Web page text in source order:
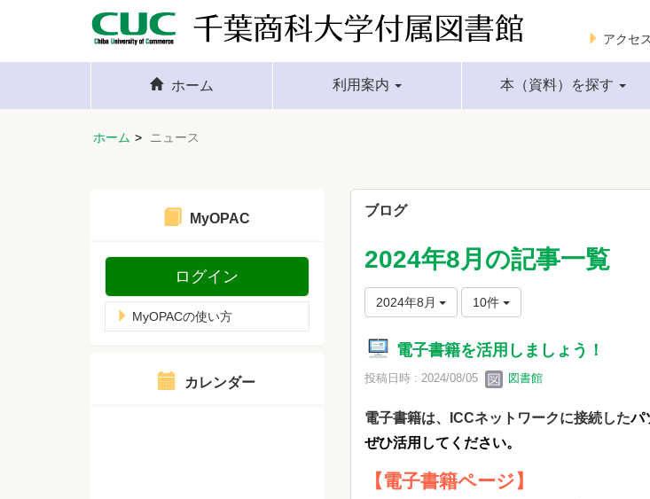
アクセス
ホーム 利用案内 本（資料）を探す
ホーム ニュース
ブログ
2024年8月の記事一覧
2024年8月 10件
電子書籍を活用しましょう！
投稿日時 : 2024/08/05 図書館
電子書籍は、ICCネットワークに接続したパ
ぜひ活用してください。
【電子書籍ページ】
MyOPAC
ログイン
MyOPACの使い方
カレンダー